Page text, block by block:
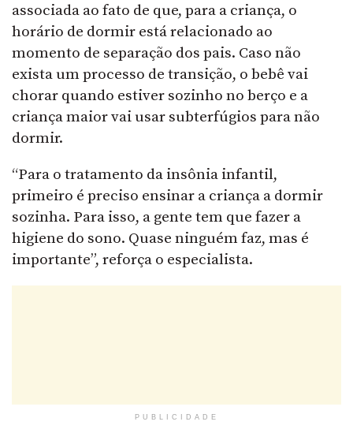
associada ao fato de que, para a criança, o
horário de dormir está relacionado ao
momento de separação dos pais. Caso não
exista um processo de transição, o bebê vai
chorar quando estiver sozinho no berço e a
criança maior vai usar subterfúgios para não
dormir.
“Para o tratamento da insônia infantil,
primeiro é preciso ensinar a criança a dormir
sozinha. Para isso, a gente tem que fazer a
higiene do sono. Quase ninguém faz, mas é
importante”, reforça o especialista.
PUBLICIDADE